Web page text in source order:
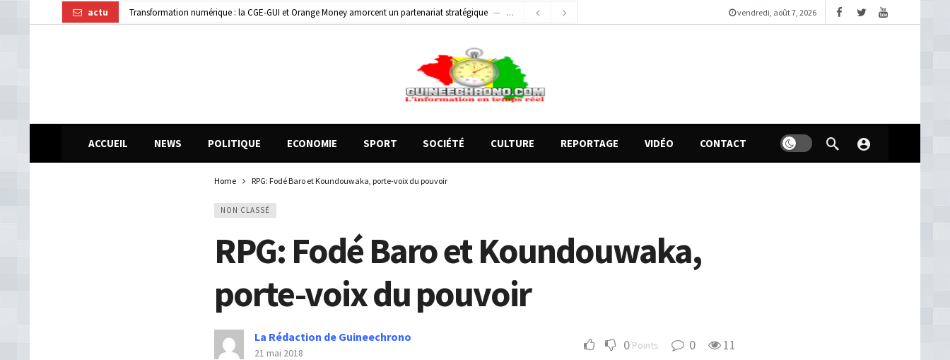
actu Transformation numérique : la CGE-GUI et Orange Money amorcent un partenariat stratégique
15 heures ago
vendredi, août 7, 2026
ACCUEIL NEWS POLITIQUE ECONOMIE SPORT SOCIÉTÉ CULTURE REPORTAGE VIDÉO CONTACT
Home RPG: Fodé Baro et Koundouwaka, porte-voix du pouvoir
NON CLASSÉ
RPG: Fodé Baro et Koundouwaka,
porte-voix du pouvoir
La Rédaction de Guineechrono
21 mai 2018 0 Points 0 11